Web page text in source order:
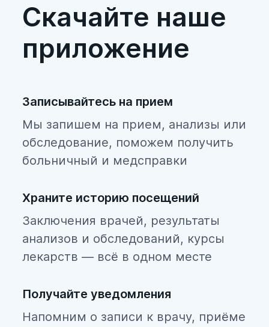
Скачайте наше
приложение
Записывайтесь на прием
Мы запишем на прием, анализы или
обследование, поможем получить
больничный и медсправки
Храните историю посещений
Заключения врачей, результаты
анализов и обследований, курсы
лекарств — всё в одном месте
Получайте уведомления
Напомним о записи к врачу, приёме